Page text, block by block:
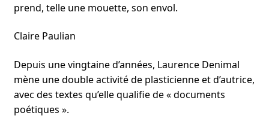
prend, telle une mouette, son envol.
Claire Paulian
Depuis une vingtaine d’années, Laurence Denimal
mène une double activité de plasticienne et d’autrice,
avec des textes qu’elle qualifie de « documents
poétiques ».